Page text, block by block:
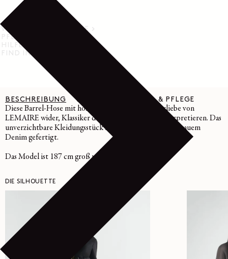
VERSAND & RÜCKGABE
PFLEGEHINWEISE
HILFE & SUPPORT
FIND IN STORE
BESCHREIBUNG DETAILS MATERIAL & PFLEGE
Diese Barrel-Hose mit hoher Taille spiegelt die Vorliebe von
LEMAIRE wider, Klassiker der Workwear neu zu interpretieren. Das
unverzichtbare Kleidungsstück ist aus dickem, schiefergrauem
Denim gefertigt.
Das Model ist 187 cm groß und trägt Größe 48 (M).
DIE SILHOUETTE